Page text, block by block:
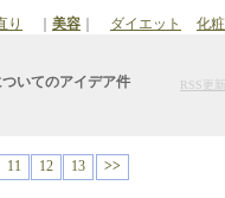
り 美容 ダイエット
化
いてのアイデア件
RSS更
11 12 13 >>